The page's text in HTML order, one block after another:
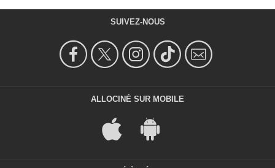
SUIVEZ-NOUS
ALLOCINÉ SUR MOBILE